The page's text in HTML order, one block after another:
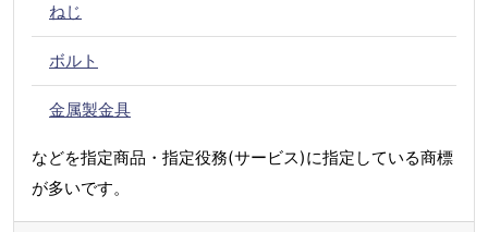
ねじ
ボルト
金属製金具
などを指定商品・指定役務(サービス)に指定している商標
が多いです。